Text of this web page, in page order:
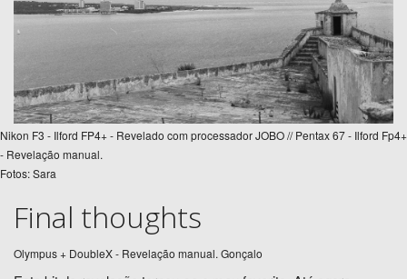
Nikon F3 - Ilford FP4+ - Revelado com processador JOBO // Pentax 67 - Ilford Fp4+
- Revelação manual.
Fotos: Sara
Final thoughts
Olympus + DoubleX - Revelação manual. Gonçalo